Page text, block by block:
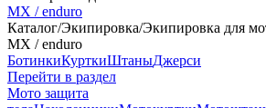
MX / enduro
Каталог/Экипировка/Экипировка для
MX / enduro
БотинкиКурткиШтаныДжерси
Перейти в раздел
Мото защита